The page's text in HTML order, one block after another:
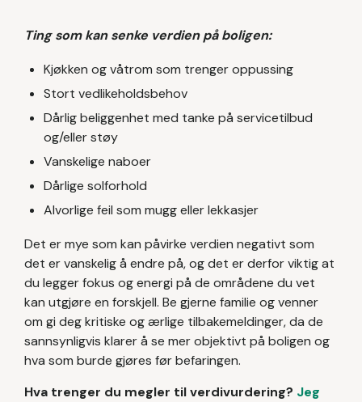
Ting som kan senke verdien på boligen:
Kjøkken og våtrom som trenger oppussing
Stort vedlikeholdsbehov
Dårlig beliggenhet med tanke på servicetilbud
og/eller støy
Vanskelige naboer
Dårlige solforhold
Alvorlige feil som mugg eller lekkasjer
Det er mye som kan påvirke verdien negativt som
det er vanskelig å endre på, og det er derfor viktig at
du legger fokus og energi på de områdene du vet
kan utgjøre en forskjell. Be gjerne familie og venner
om gi deg kritiske og ærlige tilbakemeldinger, da de
sannsynligvis klarer å se mer objektivt på boligen og
hva som burde gjøres før befaringen.
Hva trenger du megler til verdivurdering? Jeg